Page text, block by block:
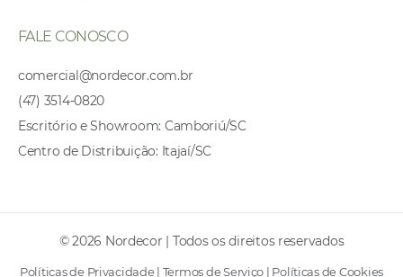
FALE CONOSCO
comercial@nordecor.com.br
(47) 3514-0820
Escritório e Showroom: Camboriú/SC
Centro de Distribuição: Itajaí/SC
© 2026 Nordecor | Todos os direitos reservados
Políticas de Privacidade| Termos de Serviço | Políticas de Cookies